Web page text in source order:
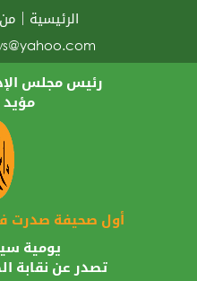
الرئيسية
رئيس مجلس
مؤيد
أول صحيفة صدرت في
يومية
تصدر عن نقابة